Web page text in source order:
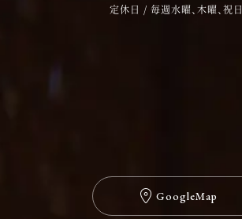
定休日 / 毎週水曜、木曜、祝日
GoogleMap